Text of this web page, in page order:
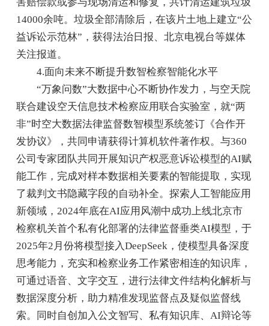
14000余吨。垃圾全部清除后，在该片土地上建立“公
益诉讼示范林”，获得法治日报、北京电视台等媒体
关注报道。
4.面向未来不断提升数智检察智能化水平
“万象问数”大数据中心不断协作发力，与空天院
联合建设空天信息技术检察应用联合实验室，就“两
非”时空大数据法律监督数智模型系统签订《合作开
发协议》，共同申请获得计算机软件著作权。与360
公司专家团队共同开展知识产权恶意诉讼模型的AI赋
能工作，完成对样本数据相关要素的智能提取，实现
了裁判文书隐藏字段的自动补全。探索人工智能应用
新领域，2024年底在AI应用风潮中成功上线北京市
检察机关首个私有化部署的法律监督垂类AI模型，于
2025年2月份将模型接入DeepSeek，使模型具备深度
思考能力，充实和检察业务工作紧密相连的知识库，
可通过语音、文字交互，进行法律文件结构化解析与
数据深度分析，助力精准发现监督点及疑似监督线
索。同时自创加入公文智写、私有知识库、AI辩论等